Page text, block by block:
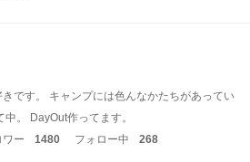
です。 キャンプには色んなかたちがあってい
。 DayOut作ってます。
ワー 1480 フォロー中 268